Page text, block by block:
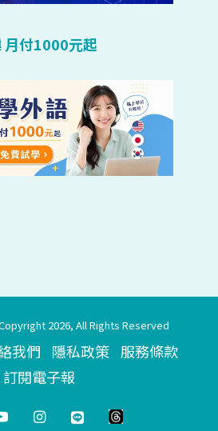
月付1000元起
2026, All Rights Reserved
我們 隱私政策 服務條款
訂閱電子報